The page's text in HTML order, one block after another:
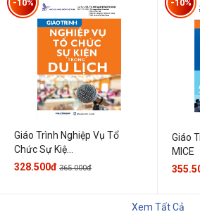
Giáo Trình Nghiệp Vụ Tổ
Chức Sự Kiệ...
-10%
328.500đ 365.000đ
Giáo
MICE
-10%
Xem Tất Cả